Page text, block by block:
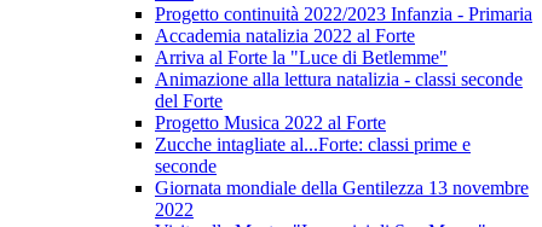
Progetto continuità 2022/2023 Infanzia - Primaria
Accademia natalizia 2022 al Forte
Arriva al Forte la "Luce di Betlemme"
Animazione alla lettura natalizia - classi seconde
del Forte
Progetto Musica 2022 al Forte
Zucche intagliate al...Forte: classi prime e
seconde
Giornata mondiale della Gentilezza 13 novembre
2022